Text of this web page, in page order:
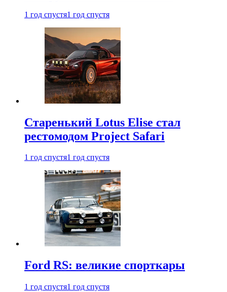
1 год спустя1 год спустя
Старенький Lotus Elise стал
рестомодом Project Safari
1 год спустя1 год спустя
Ford RS: великие спорткары
1 год спустя1 год спустя